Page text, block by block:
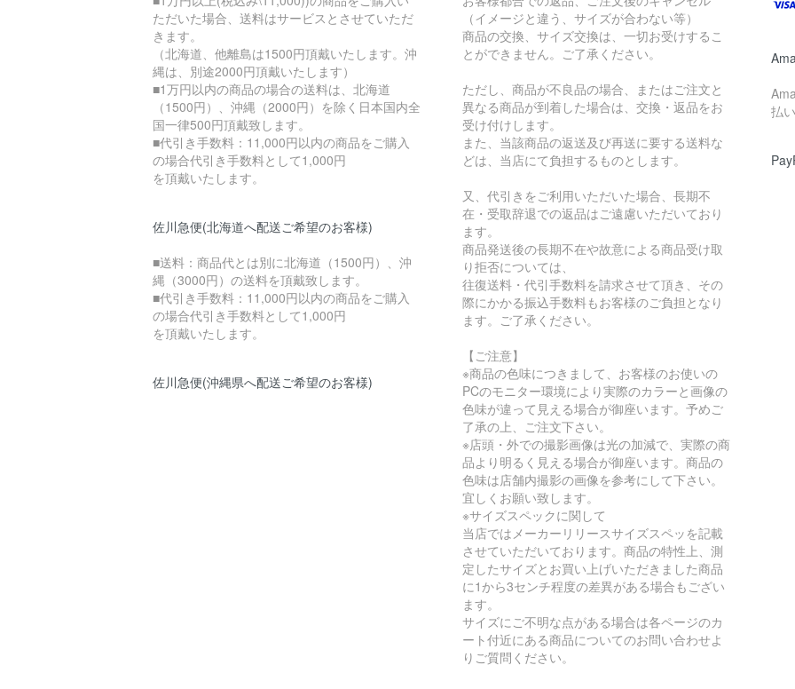
ただいた場合、送料はサービスとさせていただ
きます。
（北海道、他離島は1500円頂戴いたします。沖
縄は、別途2000円頂戴いたします）
■1万円以内の商品の場合の送料は、北海道
（1500円）、沖縄（2000円）を除く日本国内全
国一律500円頂戴致します。
■代引き手数料：11,000円以内の商品をご購入
の場合代引き手数料として1,000円
を頂戴いたします。
佐川急便(北海道へ配送ご希望のお客様)
■送料：商品代とは別に北海道（1500円）、沖
縄（3000円）の送料を頂戴致します。
■代引き手数料：11,000円以内の商品をご購入
の場合代引き手数料として1,000円
を頂戴いたします。
佐川急便(沖縄県へ配送ご希望のお客様)
（イメージと違う、サイズが合わない等）
商品の交換、サイズ交換は、一切お受けするこ
とができません。ご了承ください。
ただし、商品が不良品の場合、またはご注文と
異なる商品が到着した場合は、交換・返品をお
受け付けします。
また、当該商品の返送及び再送に要する送料な
どは、当店にて負担するものとします。
又、代引きをご利用いただいた場合、長期不
在・受取辞退での返品はご遠慮いただいており
ます。
商品発送後の長期不在や故意による商品受け取
り拒否については、
往復送料・代引手数料を請求させて頂き、その
際にかかる振込手数料もお客様のご負担となり
ます。ご了承ください。
【ご注意】
※商品の色味につきまして、お客様のお使いの
PCのモニター環境により実際のカラーと画像の
色味が違って見える場合が御座います。予めご
了承の上、ご注文下さい。
※店頭・外での撮影画像は光の加減で、実際の商
品より明るく見える場合が御座います。商品の
色味は店舗内撮影の画像を参考にして下さい。
宜しくお願い致します。
※サイズスペックに関して
当店ではメーカーリリースサイズスペッを記載
させていただいております。商品の特性上、測
定したサイズとお買い上げいただきました商品
に1から3センチ程度の差異がある場合もござい
ます。
サイズにご不明な点がある場合は各ページのカ
ート付近にある商品についてのお問い合わせよ
りご質問ください。
払